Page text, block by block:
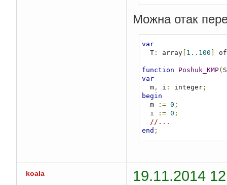
Можна отак
var
  T
: array[ 1. . 100 ]
function Poshuk_KMP( S
var
  m
, i : integer;
begin
  m
:= 0 ;
  i
:= 0 ;
//...
end ;
koala 19.11.2014